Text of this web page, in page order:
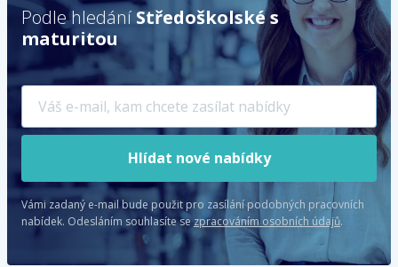
Podle hledání Středoškolské s
maturitou
Hlídat nové nabídky
Vámi zadaný e-mail bude použit pro zasílání podobných pracovních
nabídek. Odesláním souhlasíte sezpracováním osobních údajů.